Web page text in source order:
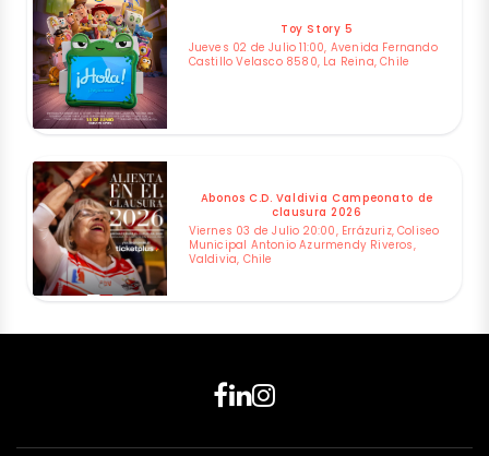
Toy Story 5
Jueves 02 de Julio 11:00, Avenida Fernando
Castillo Velasco 8580, La Reina, Chile
Abonos C.D. Valdivia Campeonato de
clausura 2026
Viernes 03 de Julio 20:00, Errázuriz, Coliseo
Municipal Antonio Azurmendy Riveros,
Valdivia, Chile